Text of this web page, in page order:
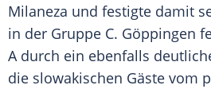
Milaneza und festigte damit
in der Gruppe C. Göppingen
A durch ein ebenfalls
die slowakischen Gäste vom